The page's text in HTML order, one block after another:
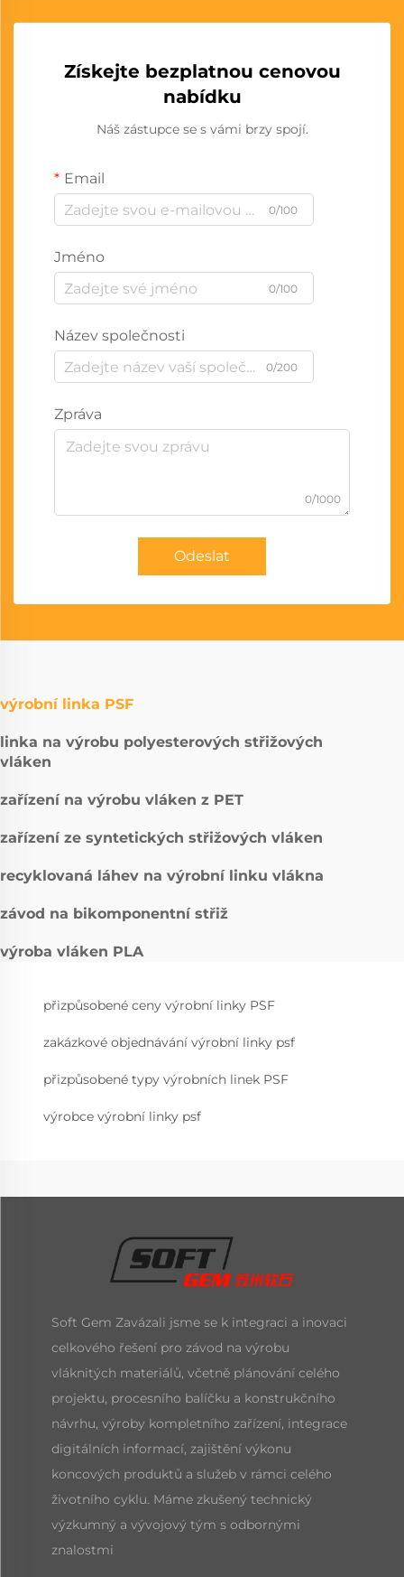
Získejte bezplatnou cenovou
nabídku
Náš zástupce se s vámi brzy spojí.
Email
0/100
Jméno
0/100
Název společnosti
0/200
Zpráva
0/1000
Odeslat
výrobní linka PSF
linka na výrobu polyesterových střižových
vláken
zařízení na výrobu vláken z PET
zařízení ze syntetických střižových vláken
recyklovaná láhev na výrobní linku vlákna
závod na bikomponentní střiž
výroba vláken PLA
přizpůsobené ceny výrobní linky PSF
zakázkové objednávání výrobní linky psf
přizpůsobené typy výrobních linek PSF
výrobce výrobní linky psf
Soft Gem Zavázali jsme se k integraci a inovaci
celkového řešení pro závod na výrobu
vláknitých materiálů, včetně plánování celého
projektu, procesního balíčku a konstrukčního
návrhu, výroby kompletního zařízení, integrace
digitálních informací, zajištění výkonu
koncových produktů a služeb v rámci celého
životního cyklu. Máme zkušený technický
výzkumný a vývojový tým s odbornými
znalostmi